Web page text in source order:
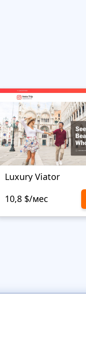
Luxury Viator
10,8 $/мес